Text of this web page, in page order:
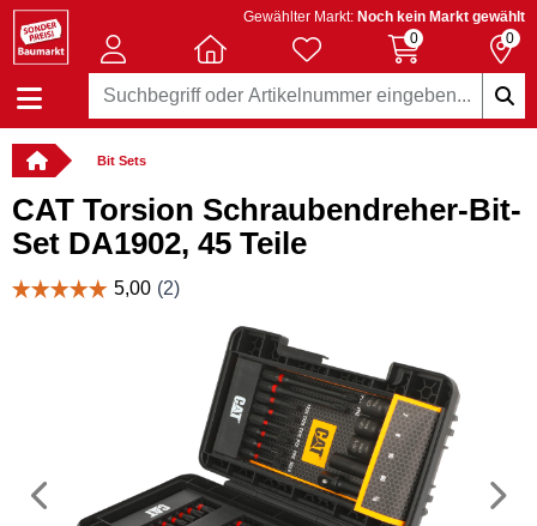
Gewählter Markt: Noch kein Markt gewählt
0
0
Bit Sets
CAT Torsion Schraubendreher-Bit-
Set DA1902, 45 Teile
Vorheriges